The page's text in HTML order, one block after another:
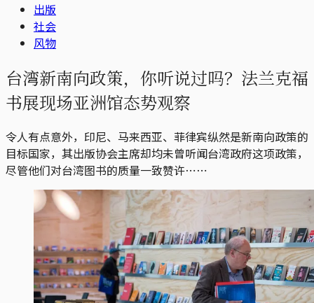
出版
社会
风物
台湾新南向政策，你听说过吗？法兰克福
书展现场亚洲馆态势观察
令人有点意外，印尼、马来西亚、菲律宾纵然是新南向政策的
目标国家，其出版协会主席却均未曾听闻台湾政府这项政策，
尽管他们对台湾图书的质量一致赞许⋯⋯